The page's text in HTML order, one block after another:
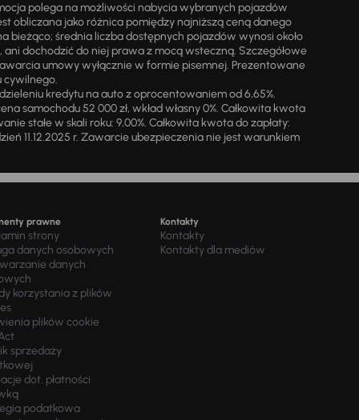
polega na możliwości nabycia wybranych pojazdów
obliczana jako różnica pomiędzy najniższą ceną danego
bieżąco; średnia liczba dostępnych pojazdów wynosi około
dochodzić do niej prawa z mocą wsteczną. Szczegółowe
umowy wyłącznie w formie pisemnej. Prezentowane
cywilnego.
kredytu na auto z oprocentowaniem od 6,65%.
samochodu 52 000 zł, wkład własny 0%. Całkowita kwota
stałe w skali roku: 9,00%. Całkowita kwota do zapłaty:
11.12.2025 r. Zawarcie ubezpieczenia nie jest warunkiem
prawne
strony
danych osobowych
danych
korzystania z plików
plików cookie
sprzedaży
dot. płatności
podatkowa
Kontakty
Kontakty
Kontakty dla mediów